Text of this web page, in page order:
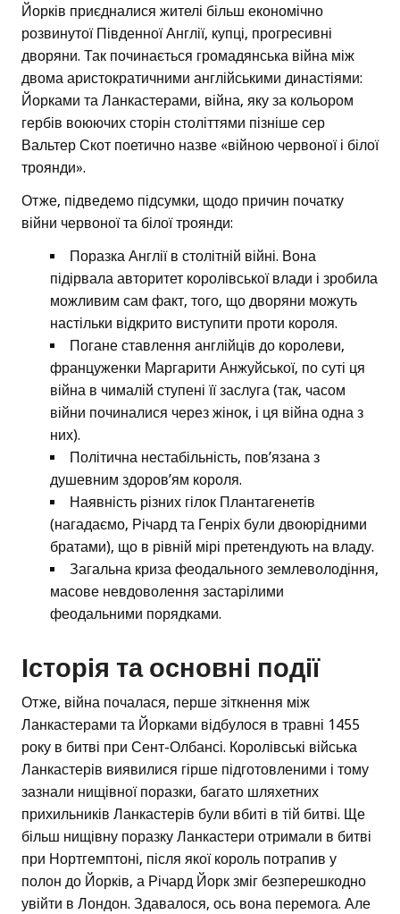
Йорків приєдналися жителі більш економічно
розвинутої Південної Англії, купці, прогресивні
дворяни. Так починається громадянська війна між
двома аристократичними англійськими династіями:
Йорками та Ланкастерами, війна, яку за кольором
гербів воюючих сторін століттями пізніше сер
Вальтер Скот поетично назве «війною червоної і білої
троянди».
Отже, підведемо підсумки, щодо причин початку
війни червоної та білої троянди:
Поразка Англії в столітній війні. Вона
підірвала авторитет королівської влади і зробила
можливим сам факт, того, що дворяни можуть
настільки відкрито виступити проти короля.
Погане ставлення англійців до королеви,
француженки Маргарити Анжуйської, по суті ця
війна в чималій ступені її заслуга (так, часом
війни починалися через жінок, і ця війна одна з
них).
Політична нестабільність, пов’язана з
душевним здоров’ям короля.
Наявність різних гілок Плантагенетів
(нагадаємо, Річард та Генріх були двоюрідними
братами), що в рівній мірі претендують на владу.
Загальна криза феодального землеволодіння,
масове невдоволення застарілими
феодальними порядками.
Історія та основні події
Отже, війна почалася, перше зіткнення між
Ланкастерами та Йорками відбулося в травні 1455
року в битві при Сент-Олбансі. Королівські війська
Ланкастерів виявилися гірше підготовленими і тому
зазнали нищівної поразки, багато шляхетних
прихильників Ланкастерів були вбиті в тій битві. Ще
більш нищівну поразку Ланкастери отримали в битві
при Нортгемптоні, після якої король потрапив у
полон до Йорків, а Річард Йорк зміг безперешкодно
увійти в Лондон. Здавалося, ось вона перемога. Але